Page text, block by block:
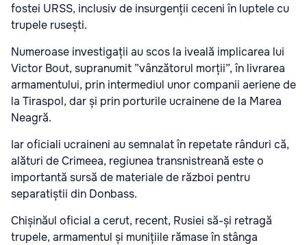
fostei URSS, inclusiv de insurgenții ceceni în luptele cu
trupele rusești.
Numeroase investigații au scos la iveală implicarea lui
Victor Bout, supranumit ”vânzătorul morții”, în livrarea
armamentului, prin intermediul unor companii aeriene de
la Tiraspol, dar și prin porturile ucrainene de la Marea
Neagră.
Iar oficiali ucraineni au semnalat în repetate rânduri că,
alături de Crimeea, regiunea transnistreană este o
importantă sursă de materiale de război pentru
separatiștii din Donbass.
Chișinăul oficial a cerut, recent, Rusiei să-și retragă
trupele, armamentul și munițiile rămase în stânga